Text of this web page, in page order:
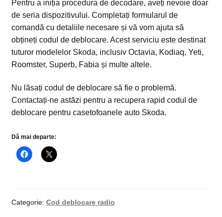
Pentru a iniția procedura de decodare, aveți nevoie doar
de seria dispozitivului. Completați formularul de
comandă cu detaliile necesare și vă vom ajuta să
obțineți codul de deblocare. Acest serviciu este destinat
tuturor modelelor Skoda, inclusiv Octavia, Kodiaq, Yeti,
Roomster, Superb, Fabia și multe altele.
Nu lăsați codul de deblocare să fie o problemă.
Contactați-ne astăzi pentru a recupera rapid codul de
deblocare pentru casetofoanele auto Skoda.
Dă mai departe:
Categorie: Cod deblocare radio